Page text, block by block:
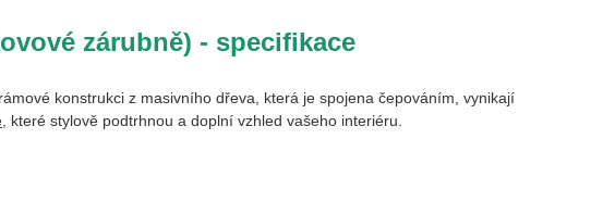
zárubně) - specifikace
konstrukci z masivního dřeva, která je spojena čepováním, vynikají
, které stylově podtrhnou a doplní vzhled vašeho interiéru.